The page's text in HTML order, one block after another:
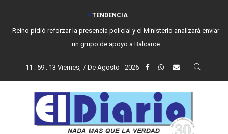
TENDENCIA
Reino pidió reforzar la presencia policial y el Ministerio analizará enviar
un grupo de apoyo a Balcarce
11 : 59: 15 Viernes, 7 De Agosto - 2026